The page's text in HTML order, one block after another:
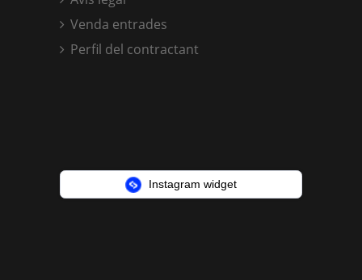
Venda entrades
Perfil del contractant
Instagram widget